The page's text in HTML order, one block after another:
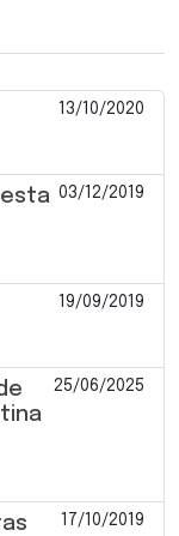
13/10/2020
03/12/2019
19/09/2019
25/06/2025
17/10/2019